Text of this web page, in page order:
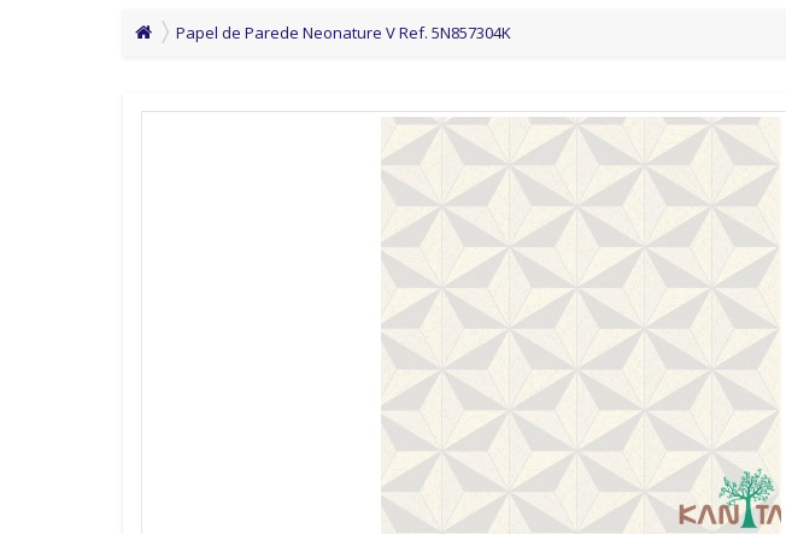
Papel de Parede Neonature V Ref. 5N857304K